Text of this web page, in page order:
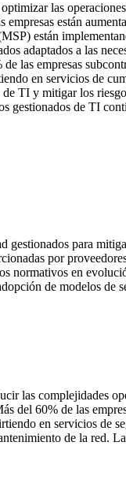
las
están
están
adaptados a las
las empresas
en servicios de
TI y mitigar los
gestionados de TI
gestionados para
por
normativos en
de modelos de
las complejidades
del 60% de las
en servicios de
de la red.